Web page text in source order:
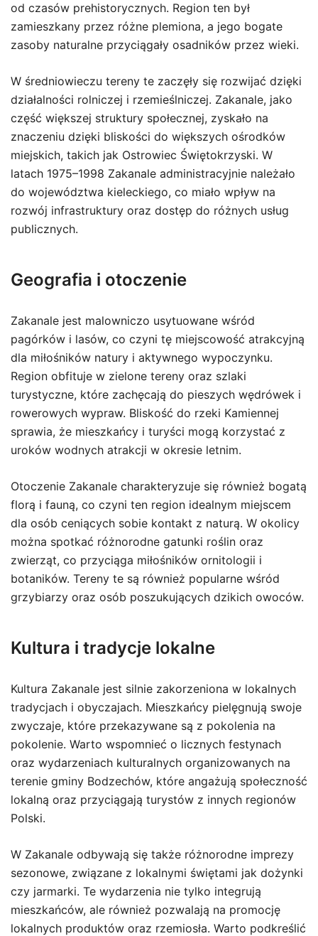
od czasów prehistorycznych. Region ten był
zamieszkany przez różne plemiona, a jego bogate
zasoby naturalne przyciągały osadników przez wieki.
W średniowieczu tereny te zaczęły się rozwijać dzięki
działalności rolniczej i rzemieślniczej. Zakanale, jako
część większej struktury społecznej, zyskało na
znaczeniu dzięki bliskości do większych ośrodków
miejskich, takich jak Ostrowiec Świętokrzyski. W
latach 1975–1998 Zakanale administracyjnie należało
do województwa kieleckiego, co miało wpływ na
rozwój infrastruktury oraz dostęp do różnych usług
publicznych.
Geografia i otoczenie
Zakanale jest malowniczo usytuowane wśród
pagórków i lasów, co czyni tę miejscowość atrakcyjną
dla miłośników natury i aktywnego wypoczynku.
Region obfituje w zielone tereny oraz szlaki
turystyczne, które zachęcają do pieszych wędrówek i
rowerowych wypraw. Bliskość do rzeki Kamiennej
sprawia, że mieszkańcy i turyści mogą korzystać z
uroków wodnych atrakcji w okresie letnim.
Otoczenie Zakanale charakteryzuje się również bogatą
florą i fauną, co czyni ten region idealnym miejscem
dla osób ceniących sobie kontakt z naturą. W okolicy
można spotkać różnorodne gatunki roślin oraz
zwierząt, co przyciąga miłośników ornitologii i
botaników. Tereny te są również popularne wśród
grzybiarzy oraz osób poszukujących dzikich owoców.
Kultura i tradycje lokalne
Kultura Zakanale jest silnie zakorzeniona w lokalnych
tradycjach i obyczajach. Mieszkańcy pielęgnują swoje
zwyczaje, które przekazywane są z pokolenia na
pokolenie. Warto wspomnieć o licznych festynach
oraz wydarzeniach kulturalnych organizowanych na
terenie gminy Bodzechów, które angażują społeczność
lokalną oraz przyciągają turystów z innych regionów
Polski.
W Zakanale odbywają się także różnorodne imprezy
sezonowe, związane z lokalnymi świętami jak dożynki
czy jarmarki. Te wydarzenia nie tylko integrują
mieszkańców, ale również pozwalają na promocję
lokalnych produktów oraz rzemiosła. Warto podkreślić